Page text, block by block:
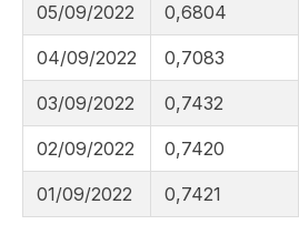
05/09/2022 0,6804
04/09/2022 0,7083
03/09/2022 0,7432
02/09/2022 0,7420
01/09/2022 0,7421